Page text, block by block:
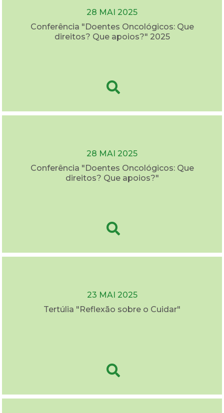
28 MAI 2025
Conferência "Doentes Oncológicos: Que
direitos? Que apoios?" 2025
28 MAI 2025
Conferência "Doentes Oncológicos: Que
direitos? Que apoios?"
23 MAI 2025
Tertúlia "Reflexão sobre o Cuidar"